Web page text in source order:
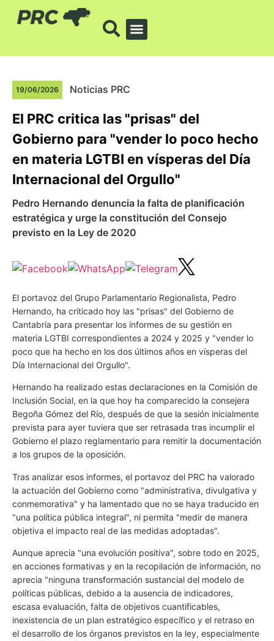
19/06/2026 Noticias PRC
El PRC critica las "prisas" del
Gobierno para "vender lo poco hecho
en materia LGTBI en vísperas del Día
Internacional del Orgullo"
Pedro Hernando denuncia la falta de planificación
estratégica y urge la constitución del Consejo
previsto en la Ley de 2020
El portavoz del Grupo Parlamentario Regionalista, Pedro
Hernando, ha criticado hoy las "prisas" del Gobierno de
Cantabria para presentar los informes de su gestión en
materia LGTBI correspondientes a 2024 y 2025 y "vender lo
poco que ha hecho en los dos últimos años en vísperas del
Día Internacional del Orgullo".
Hernando ha realizado estas declaraciones en la Comisión de
Inclusión Social, en la que hoy ha comparecido la consejera
Begoña Gómez del Río, después de que la sesión inicialmente
prevista para ayer tuviera que ser retrasada tras incumplir el
Gobierno el plazo reglamentario para remitir la documentación
a los grupos de la oposición.
Tras analizar esos informes, el portavoz del PRC ha valorado
la actuación del Gobierno como "administrativa, divulgativa y
conmemorativa" y ha lamentado que no se haya traducido en
"una política pública integral", ni permita "medir de manera
objetiva el impacto real de las medidas adoptadas".
Aunque aprecia "una evolución positiva", sobre todo en 2025,
en acciones formativas y en la recopilación de información, no
aprecia "ninguna transformación sustancial del modelo de
políticas públicas, debido a la ausencia de indicadores,
escasa evaluación, falta de objetivos cuantificables,
inexistencia de un plan estratégico específico y el retraso en
el desarrollo de los órganos previstos en la ley, especialmente